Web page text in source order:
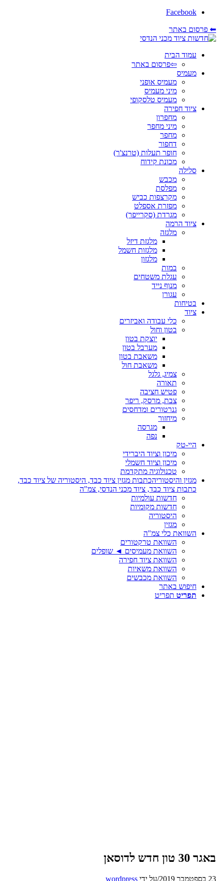
Facebook
⬅ פרסום באתר
עמוד הבית
⇦פרסום באתר
מעמיס
מעמיס אופני
מיני מעמיס
מעמיס טלסקופי
ציוד חפירה
מחפרון
מיני מחפר
מחפר
דחפור
חופר תעלות (טרנצ'ר)
מכונת קידוח
סלילה
מכבש
מפלסת
מקרצפות כביש
מפזרת אספלט
מגרדת (סקרייפר)
ציוד הרמה
מלגזה
מלגזת דיזל
מלגזות חשמל
מלגזון
במות
עגלת משטחים
מנוף נייד
עגורן
בטיחות
ציוד
כלי עבודה ואביזרים
בטון וחול
יוצקת בטון
מערבל בטון
משאבת בטון
משאבת חול
צמיג, גלגל
תאורה
פטיש חציבה
צבת, מרסק, ריפר
גנרטורים ומדחסים
מיחזור
מגרסה
נפה
היי-טק
מיכון וציוד היברידי
מיכון וציוד חשמלי
טכנולוגיה מתקדמת
מגזין והיסטוריהכתבות מגזין ציוד כבד, היסטוריה של ציוד כבד,
כתבות ציוד כבד, ציוד מכני הנדסי, צמ"ה
חדשות עולמיות
חדשות מקומיות
היסטוריה
מגזין
השוואת כלי צמ"ה
השוואת טרקטורים
השוואת מעמיסים ◄ שופלים
השוואת ציוד חפירה
השוואת משאיות
השוואת מכבשים
חיפוש באתר
תפריט תפריט
באגר 30 טון חדש לדוסאן
23 בספטמבר 2019 /על ידי wordpress